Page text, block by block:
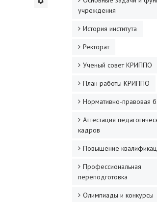
учреждения
История института
Ректорат
Ученый совет КРИППО
План работы КРИППО
Нормативно-правовая
Аттестация
кадров
Повышение
Профессиональная
переподготовка
Олимпиады и конкурсы